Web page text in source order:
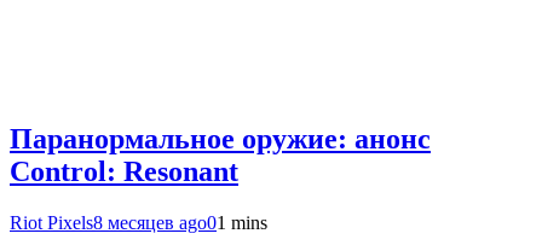
Паранормальное оружие: анонс
Control: Resonant
Riot Pixels8 месяцев ago01 mins